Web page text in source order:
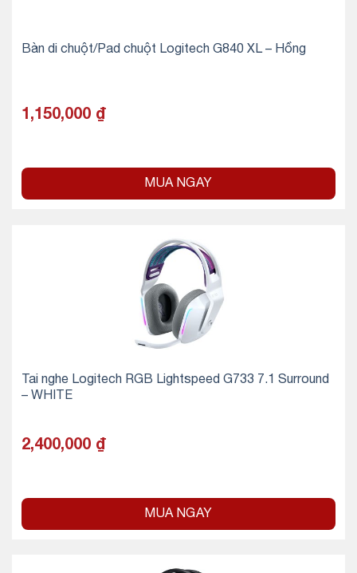
Bàn di chuột/Pad chuột Logitech G840 XL – Hồng
1,150,000 ₫
MUA NGAY
Tai nghe Logitech RGB Lightspeed G733 7.1 Surround
– WHITE
2,400,000 ₫
MUA NGAY